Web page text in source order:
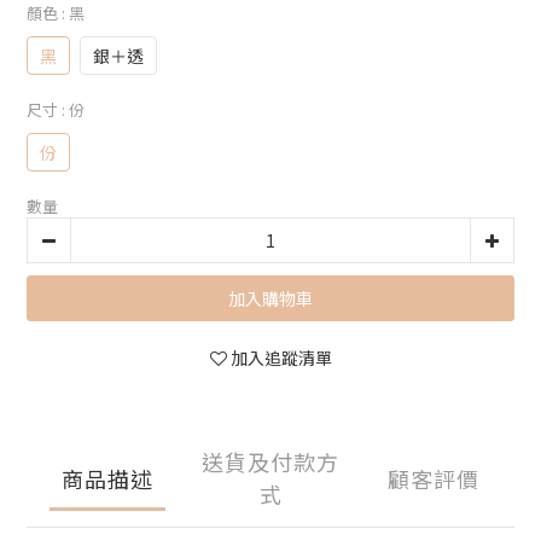
顏色 : 黑
黑 銀＋透
尺寸 : 份
份
數量
加入購物車
加入追蹤清單
商品描述
送貨及付款方
式
顧客評價